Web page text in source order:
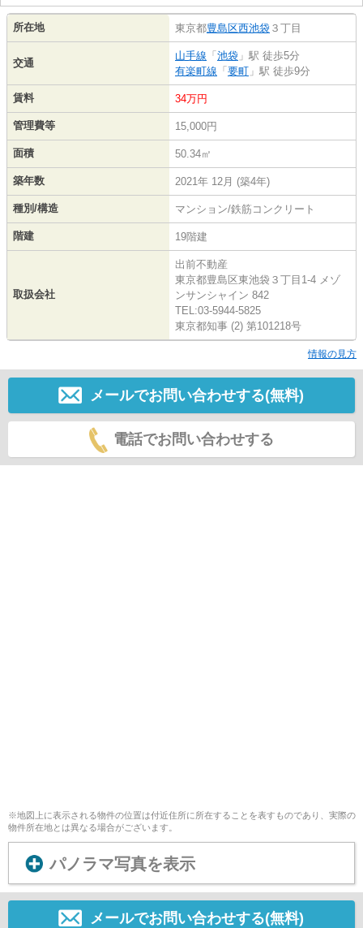
所在地 東京都豊島区西池袋 ３丁目
交通
山手線 「 池袋 」駅 徒歩5分
有楽町線 「 要町 」駅 徒歩9分
賃料 34万円
管理費等 15,000円
面積 50.34㎡
築年数 2021年 12月 (築4年)
種別/構造 マンション/鉄筋コンクリート
階建 19階建
取扱会社
出前不動産
東京都豊島区東池袋３丁目1-4 メゾ
ンサンシャイン 842
TEL:03-5944-5825
東京都知事 (2) 第101218号
情報の見方
メールでお問い合わせする(無料)
電話でお問い合わせする
※地図上に表示される物件の位置は付近住所に所在することを表すものであり、実際の
物件所在地とは異なる場合がございます。
パノラマ写真を表示
メールでお問い合わせする(無料)